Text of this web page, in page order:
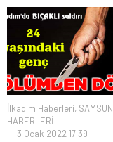
İlkadım Haberleri, SAMSUN
HABERLERİ
3 Ocak 2022 17:39